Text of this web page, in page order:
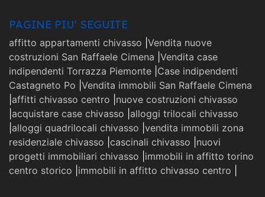
PAGINE PIU' SEGUITE
affitto appartamenti chivasso Vendita nuove
costruzioni San Raffaele Cimena Vendita case
indipendenti Torrazza Piemonte Case indipendenti
Castagneto Po Vendita immobili San Raffaele Cimena
affitti chivasso centro nuove costruzioni chivasso
acquistare case chivasso alloggi trilocali chivasso
alloggi quadrilocali chivasso vendita immobili zona
residenziale chivasso cascinali chivasso nuovi
progetti immobiliari chivasso immobili in affitto torino
centro storico immobili in affitto chivasso centro